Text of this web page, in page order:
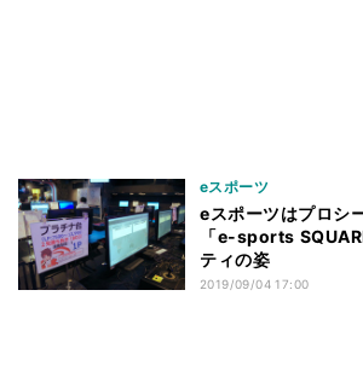
eスポーツ
eスポーツはプロシ
「e-sports
ティの姿
2019/09/04 17:00